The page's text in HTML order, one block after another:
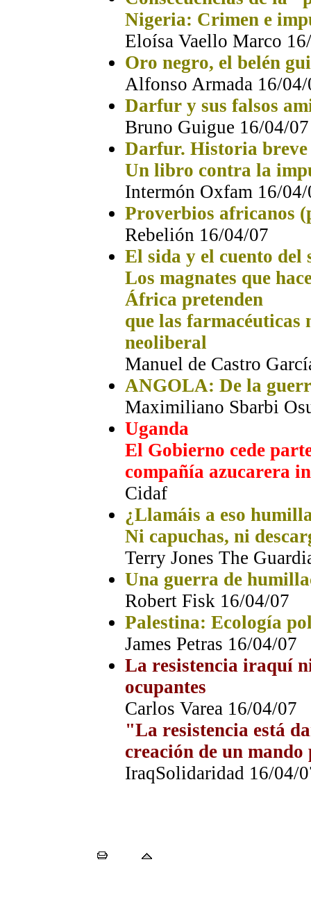
Nigeria: Crimen e
Eloísa Vaello Marco
Oro negro, el belén
Alfonso Armada 16/
Darfur y sus falsos
Bruno Guigue 16/04/07
Darfur. Historia
Un libro contra la
Intermón Oxfam 16/
Proverbios africanos
Rebelión 16/04/07
El sida y el cuento del
Los magnates que
África pretenden
que las farmacéuticas
neoliberal
Manuel de Castro
ANGOLA: De la
Maximiliano Sbarbi
Uganda
El Gobierno cede
compañía azucarera
Cidaf
¿Llamáis a eso
Ni capuchas, ni
Terry Jones The
Una guerra de
Robert Fisk 16/04/07
Palestina: Ecología
James Petras 16/04/07
La resistencia iraquí
ocupantes
Carlos Varea 16/04/07
"La resistencia está
creación de un
IraqSolidaridad 16/04/